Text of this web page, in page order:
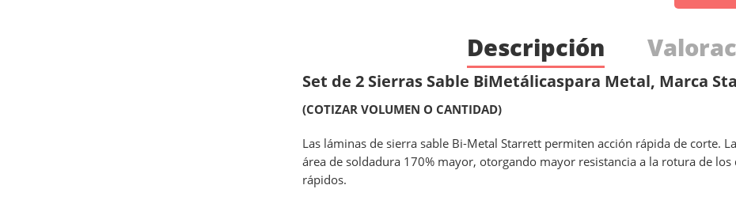
Descripción
Set de 2 Sierras Sable BiMetálicaspara Metal, Marca
(COTIZAR VOLUMEN O CANTIDAD)
Las láminas de sierra sable Bi-Metal Starrett permiten acción rápida de corte.
área de soldadura 170% mayor, otorgando mayor resistancia a la rotura de
rápidos.